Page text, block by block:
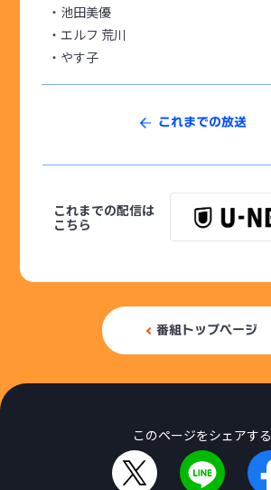
・池田美優
・エルフ 荒川
・やす子
これまでの放送
これまでの配信は
こちら
番組トップページ
このページをシェアする